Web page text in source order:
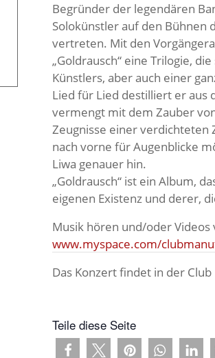
Begründer der legendären
Solokünstler auf den Bühnen
vertreten. Mit den
„Goldrausch“ eine Trilogie,
Künstlers, aber auch einer
Lied für Lied destilliert er aus
vermengt mit dem Zauber
Zeugnisse einer verdichteten
nach vorne für Augenblicke
Liwa genauer hin.
„Goldrausch“ ist ein Album,
eigenen Existenz und derer,
Musik hören und/oder Videos
www.myspace.com/
Das Konzert findet in der
Teile diese Seite